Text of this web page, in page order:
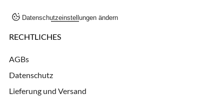
Datenschutzeinstellungen ändern
RECHTLICHES
AGBs
Datenschutz
Lieferung und Versand